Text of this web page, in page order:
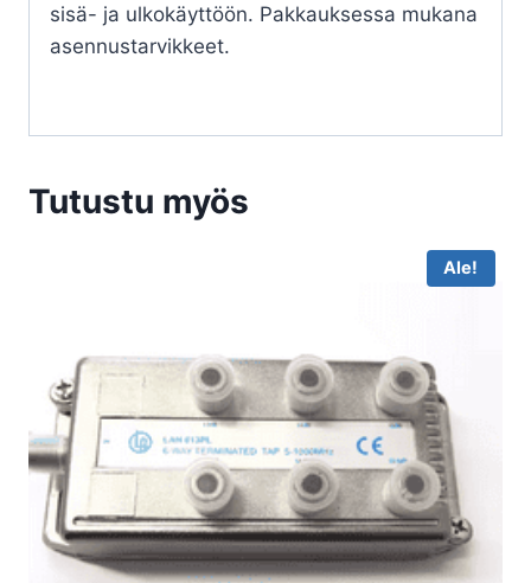
sisä- ja ulkokäyttöön. Pakkauksessa mukana
asennustarvikkeet.
Tutustu myös
Ale!